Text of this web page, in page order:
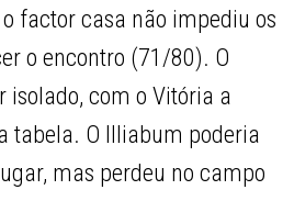
factor casa não impediu os
o encontro (71/80). O
isolado, com o Vitória a
tabela. O Illiabum poderia
mas perdeu no campo